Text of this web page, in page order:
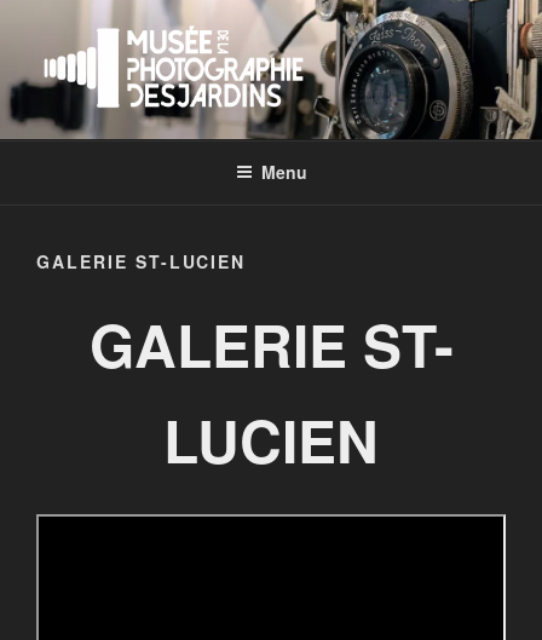
contenu
principal
Menu
GALERIE ST-LUCIEN
GALERIE ST-
LUCIEN